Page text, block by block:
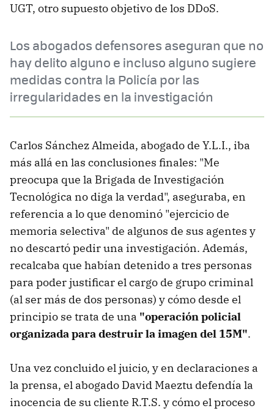
UGT, otro supuesto objetivo de los DDoS.
Los abogados defensores aseguran que no
hay delito alguno e incluso alguno sugiere
medidas contra la Policía por las
irregularidades en la investigación
Carlos Sánchez Almeida, abogado de Y.L.I., iba
más allá en las conclusiones finales: "Me
preocupa que la Brigada de Investigación
Tecnológica no diga la verdad", aseguraba, en
referencia a lo que denominó "ejercicio de
memoria selectiva" de algunos de sus agentes y
no descartó pedir una investigación. Además,
recalcaba que habían detenido a tres personas
para poder justificar el cargo de grupo criminal
(al ser más de dos personas) y cómo desde el
principio se trata de una "operación policial
organizada para destruir la imagen del 15M".
Una vez concluido el juicio, y en declaraciones a
la prensa, el abogado David Maeztu defendía la
inocencia de su cliente R.T.S. y cómo el proceso